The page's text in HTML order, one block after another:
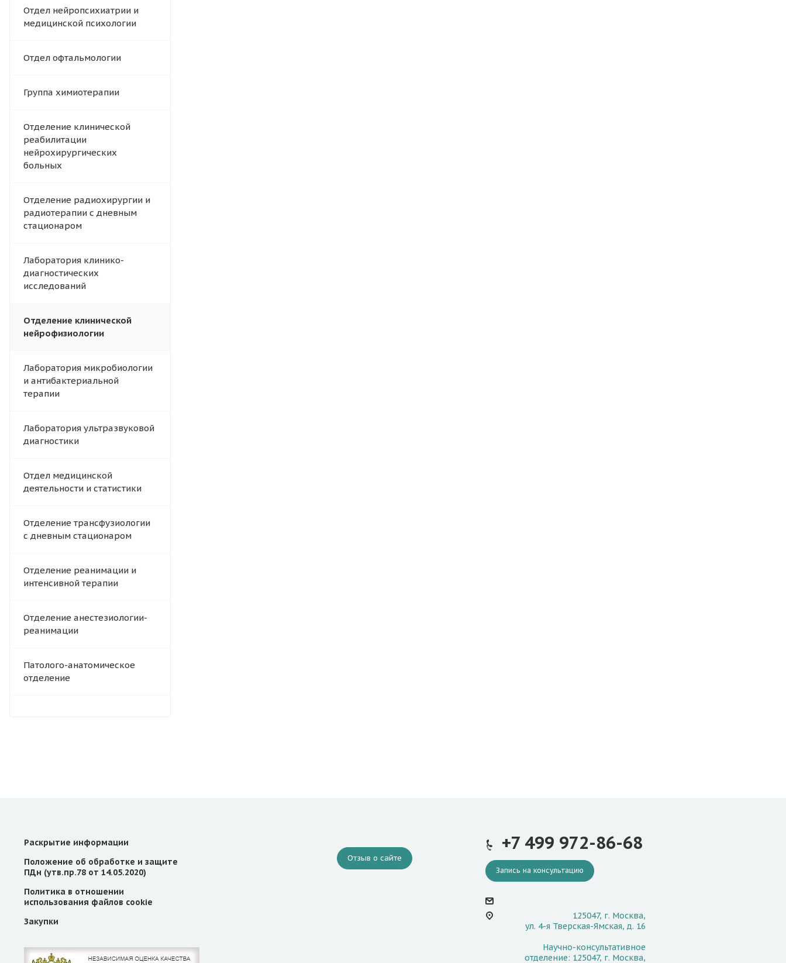
Отдел нейропсихиатрии и
медицинской психологии
Отдел офтальмологии
Группа химиотерапии
Отделение клинической
реабилитации
нейрохирургических
больных
Отделение радиохирургии и
радиотерапии с дневным
стационаром
Лаборатория клинико-
диагностических
исследований
Отделение клинической
нейрофизиологии
Лаборатория микробиологии
и антибактериальной
терапии
Лаборатория ультразвуковой
диагностики
Отдел медицинской
деятельности и статистики
Отделение трансфузиологии
с дневным стационаром
Отделение реанимации и
интенсивной терапии
Отделение анестезиологии-
реанимации
Патолого-анатомическое
отделение
Раскрытие информации
Положение об обработке и защите
ПДн (утв.пр.78 от 14.05.2020)
Политика в отношении
использования файлов cookie
Закупки
Отзыв о сайте
+7 499 972-86-68
Запись на консультацию
125047, г. Москва,
ул. 4-я Тверская-Ямская, д. 16
Научно-консультативное
отделение: 125047, г. Москва,